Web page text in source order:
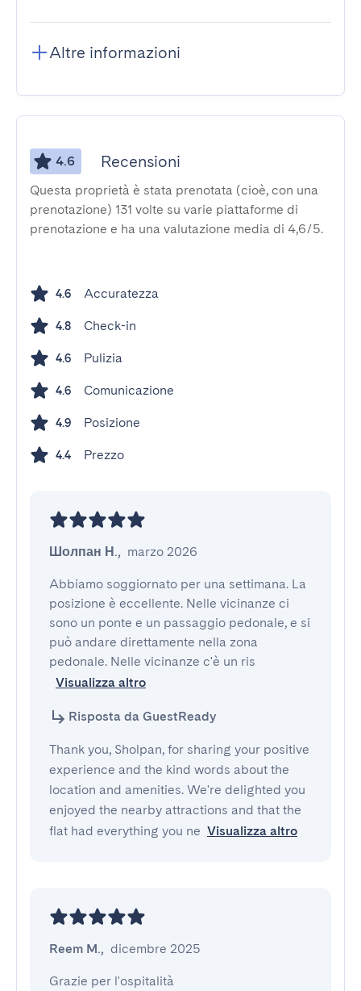
Altre informazioni
4.6 Recensioni
Questa proprietà è stata prenotata (cioè, con una
prenotazione) 131 volte su varie piattaforme di
prenotazione e ha una valutazione media di 4,6/5.
4.6 Accuratezza
4.8 Check-in
4.6 Pulizia
4.6 Comunicazione
4.9 Posizione
4.4 Prezzo
Шолпан Н., marzo 2026
Abbiamo soggiornato per una settimana. La
posizione è eccellente. Nelle vicinanze ci
sono un ponte e un passaggio pedonale, e si
può andare direttamente nella zona
pedonale. Nelle vicinanze c'è un ris
Visualizza altro
Risposta da GuestReady
Thank you, Sholpan, for sharing your positive
experience and the kind words about the
location and amenities. We're delighted you
enjoyed the nearby attractions and that the
flat had everything you ne Visualizza altro
Reem M., dicembre 2025
Grazie per l'ospitalità